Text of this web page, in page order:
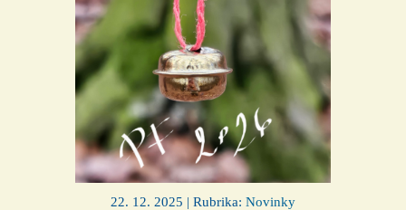
22. 12. 2025 | Rubrika: Novinky